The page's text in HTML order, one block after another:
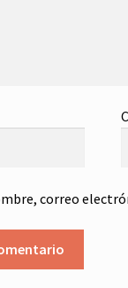
correo